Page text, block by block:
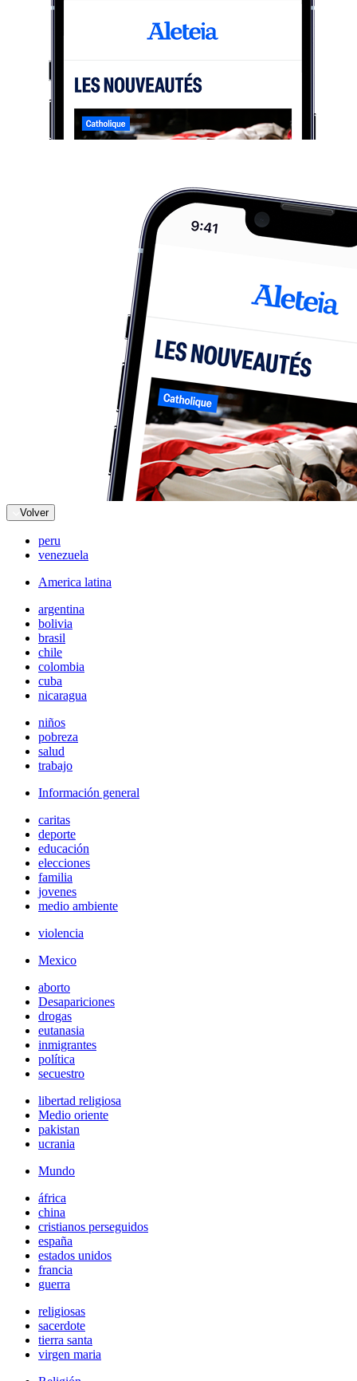
Volver
peru
venezuela
America latina
argentina
bolivia
brasil
chile
colombia
cuba
nicaragua
niños
pobreza
salud
trabajo
Información general
caritas
deporte
educación
elecciones
familia
jovenes
medio ambiente
violencia
Mexico
aborto
Desapariciones
drogas
eutanasia
inmigrantes
política
secuestro
libertad religiosa
Medio oriente
pakistan
ucrania
Mundo
áfrica
china
cristianos perseguidos
españa
estados unidos
francia
guerra
religiosas
sacerdote
tierra santa
virgen maria